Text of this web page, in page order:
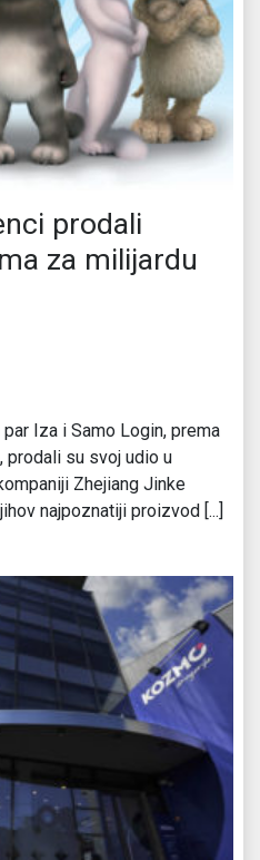
prodali
za milijardu
Iza i Samo Login, prema
prodali su svoj udio u
Zhejiang Jinke
najpoznatiji proizvod [...]